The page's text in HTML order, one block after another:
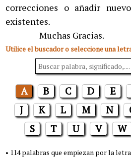
correcciones o añadir
existentes.
Muchas Gracias.
Utilice el buscador o seleccione una
A B C D E
J
K L M N
S
T U V W
• 114 palabras que empiezan por la